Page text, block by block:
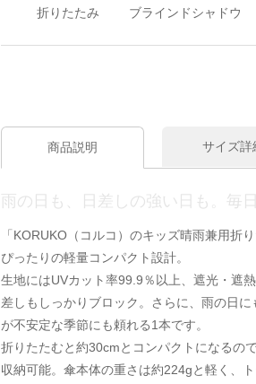
折りたたみ ブラインドシャドウ
商品説明 サイズ詳
雨の日も、日差しの強い日も。毎
「KORUKO（コルコ）のキッズ晴雨兼用折
ぴったりの軽量コンパクト設計。
生地にはUVカット率99.9％以上、遮光・遮
差しもしっかりブロック。さらに、雨の日
が不安定な季節にも頼れる1本です。
折りたたむと約30cmとコンパクトになるの
収納可能。傘本体の重さは約224gと軽く、